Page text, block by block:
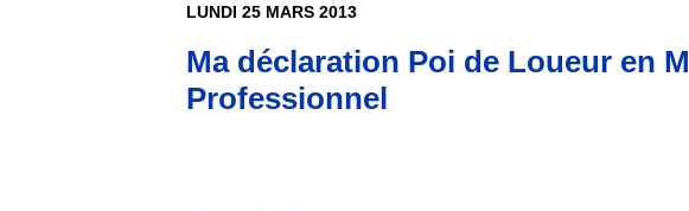
LUNDI 25 MARS 2013
Ma déclaration Poi de Loueur en
Professionnel